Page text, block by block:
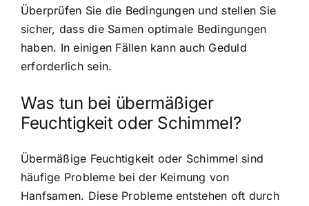
Überprüfen Sie die Bedingungen und stellen Sie
sicher, dass die Samen optimale Bedingungen
haben. In einigen Fällen kann auch Geduld
erforderlich sein.
Was tun bei übermäßiger
Feuchtigkeit oder Schimmel?
Übermäßige Feuchtigkeit oder Schimmel sind
häufige Probleme bei der Keimung von
Hanfsamen. Diese Probleme entstehen oft durch